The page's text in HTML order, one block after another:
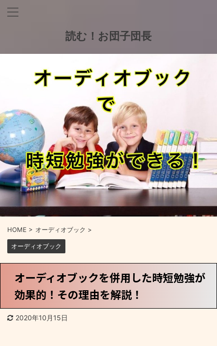
読む！お団子団長
HOME > オーディオブック >
オーディオブック
オーディオブックを併用した時短勉強が
効果的！その理由を解説！
2020年10月15日